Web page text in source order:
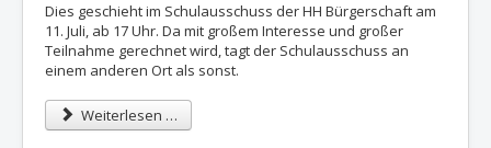
Dies geschieht im Schulausschuss der HH Bürgerschaft am
11. Juli, ab 17 Uhr. Da mit großem Interesse und großer
Teilnahme gerechnet wird, tagt der Schulausschuss an
einem anderen Ort als sonst.
Weiterlesen …